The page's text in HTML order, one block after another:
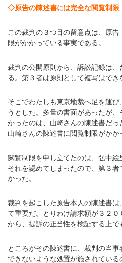
◇原告の陳述書には完全な閲覧制限
この裁判の３つ目の留意点は、原告
限がかかっている事実である。
裁判の公開原則から、訴訟記録は、
る。第３者は原則として複写はでき
そこでわたしも東京地裁へ足を運び
うとした。多量の書面があったが
かったのは、山崎さんの陳述書だっ
山崎さんの陳述書に閲覧制限がかか
閲覧制限を申し立てたのは、弘中
それを認めてしまったので、第３
かった。
裁判を起こした原告本人の陳述書
て重要だ。とりわけ請求額が３２
から、提訴の正当性を検証する上で
ところがその陳述書に、裁判の当
できないような処置が施されている